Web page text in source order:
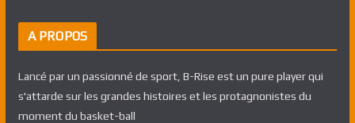
A PROPOS
Lancé par un passionné de sport, B-Rise est un pure player qui
s'attarde sur les grandes histoires et les protagnonistes du
moment du basket-ball